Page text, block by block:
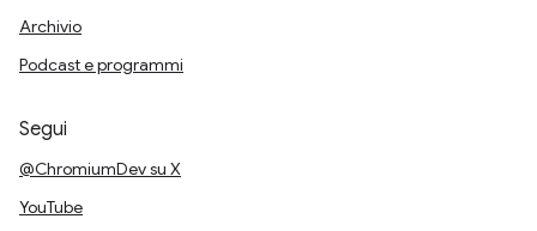
Archivio
Podcast e programmi
Segui
@ChromiumDev su X
YouTube